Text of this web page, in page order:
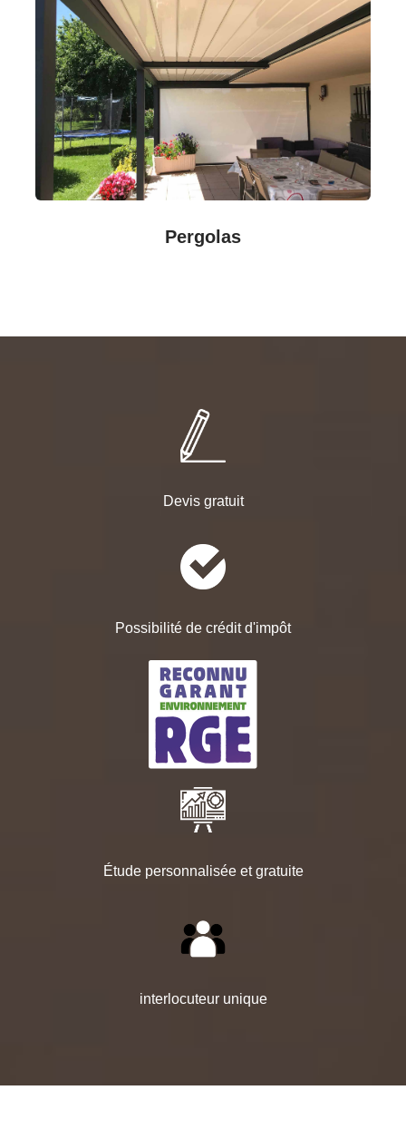
Pergolas
Devis gratuit
Possibilité de crédit d'impôt
Étude personnalisée et gratuite
interlocuteur unique